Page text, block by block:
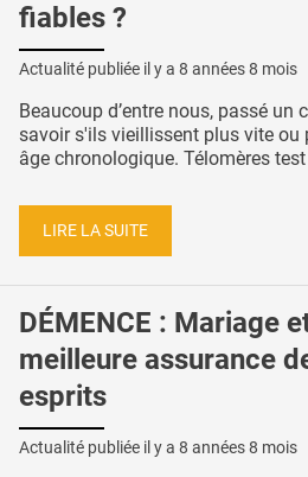
fiables ?
Actualité publiée il y a 8 années 8 mois
Beaucoup d’entre nous, passé un
savoir s'ils vieillissent plus vite ou
âge chronologique. Télomères test
LIRE LA SUITE
DÉMENCE : Mariage
meilleure assurance
esprits
Actualité publiée il y a 8 années 8 mois